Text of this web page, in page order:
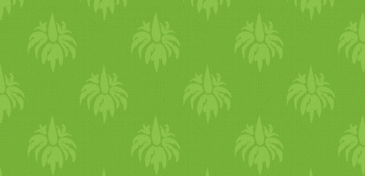
gyümölcsnapot, ami mi
szerint "mindenki szab
kezdődik. éljenek a
békében egymás mellett."